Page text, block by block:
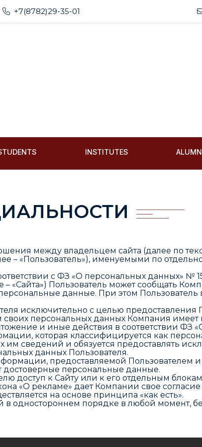
+7(8782)29-35-01
INSTITUTES
между владельцем сайта (далее по
именуемыми по
с ФЗ «О персональных данных» №
«Сайта») Пользователь может сообщать
данные. При этом Пользователь
исключительно с целью предоставления
персональных данных Компания имеет
и иные действия в соответствии ФЗ
которая классифицируется как
им сведений и обязуется предоставлять
данных Пользователя.
предоставляемой Пользователем
достоверные персональные данные.
доступ к Сайту или к его отдельным
«О рекламе» дает Компании свое
на основе принципа «как есть».
одностороннем порядке в любой момент,